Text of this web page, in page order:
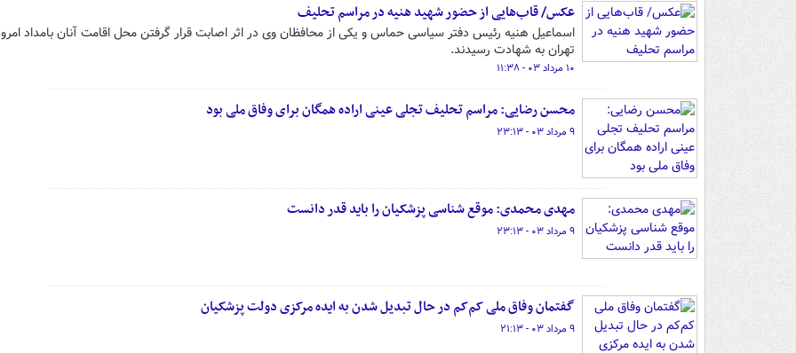
عکس/ قاب‌هایی از حضور شهید هنیه در مراسم تحلیف
اسماعیل هنیه رئیس دفتر سیاسی حماس و یکی از محافظان وی در اثر اصابت قرار گرفتن محل اقامت آنان بامداد
تهران به شهادت رسیدند.
۱۰ مرداد ۰۳ - ۱۱:۳۸
محسن رضایی: مراسم تحلیف تجلی عینی اراده همگان برای وفاق ملی بود
۹ مرداد ۰۳ - ۲۳:۱۳
مهدی محمدی: موقع شناسی پزشکیان را باید قدر دانست
۹ مرداد ۰۳ - ۲۳:۱۳
گفتمان وفاق ملی کم‌کم در حال تبدیل شدن به ایده مرکزی دولت پزشکیان
۹ مرداد ۰۳ - ۲۱:۱۳